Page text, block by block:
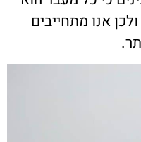
אנו מתחייבים